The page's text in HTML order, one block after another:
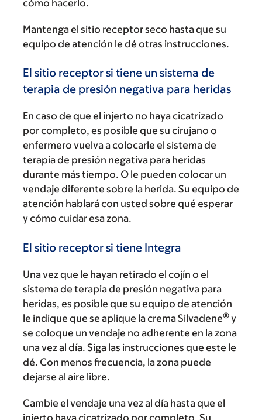
cómo hacerlo.
Mantenga el sitio receptor seco hasta que su
equipo de atención le dé otras instrucciones.
El sitio receptor si tiene un sistema de
terapia de presión negativa para heridas
En caso de que el injerto no haya cicatrizado
por completo, es posible que su cirujano o
enfermero vuelva a colocarle el sistema de
terapia de presión negativa para heridas
durante más tiempo. O le pueden colocar un
vendaje diferente sobre la herida. Su equipo de
atención hablará con usted sobre qué esperar
y cómo cuidar esa zona.
El sitio receptor si tiene Integra
Una vez que le hayan retirado el cojín o el
sistema de terapia de presión negativa para
heridas, es posible que su equipo de atención
le indique que se aplique la crema Silvadene® y
se coloque un vendaje no adherente en la zona
una vez al día. Siga las instrucciones que este le
dé. Con menos frecuencia, la zona puede
dejarse al aire libre.
Cambie el vendaje una vez al día hasta que el
injerto haya cicatrizado por completo. Su